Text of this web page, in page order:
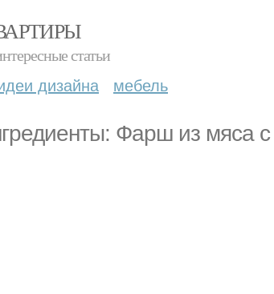
статьи
дизайна мебель
Фарш из мяса